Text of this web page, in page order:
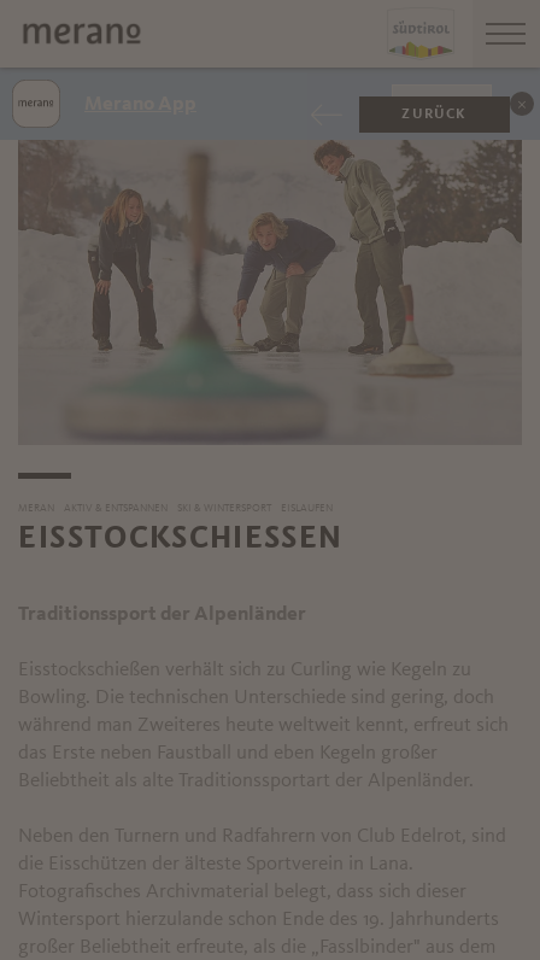
ZURÜCK
MERAN AKTIV & ENTSPANNEN SKI & WINTERSPORT EISLAUFEN
EISSTOCKSCHIESSEN
Traditionssport der Alpenländer
Eisstockschießen verhält sich zu Curling wie Kegeln zu
Bowling. Die technischen Unterschiede sind gering, doch
während man Zweiteres heute weltweit kennt, erfreut sich
das Erste neben Faustball und eben Kegeln großer
Beliebtheit als alte Traditionssportart der Alpenländer.
Neben den Turnern und Radfahrern von Club Edelrot, sind
die Eisschützen der älteste Sportverein in Lana.
Fotografisches Archivmaterial belegt, dass sich dieser
Wintersport hierzulande schon Ende des 19. Jahrhunderts
großer Beliebtheit erfreute, als die „Fasslbinder" aus dem
ANZEIGEN